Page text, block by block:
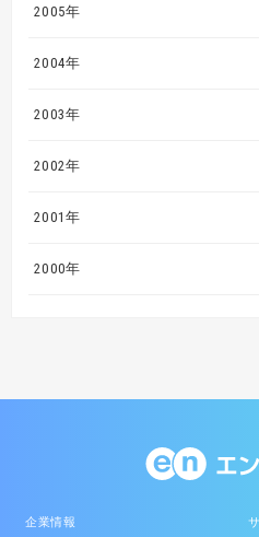
2005年
2004年
2003年
2002年
2001年
2000年
企業情報